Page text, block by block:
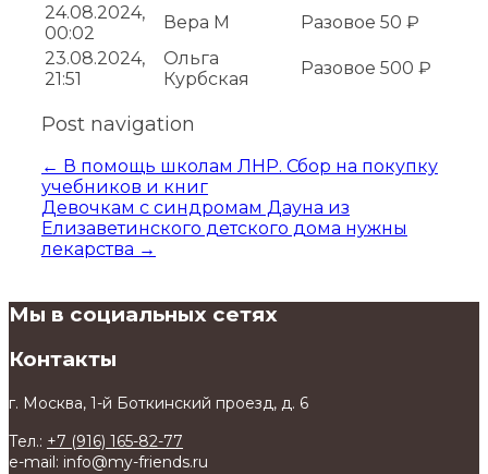
24.08.2024,
00:02
Вера М Разовое 50 ₽
23.08.2024,
21:51
Ольга
Курбская
Разовое 500 ₽
Post navigation
← В помощь школам ЛНР. Сбор на покупку
учебников и книг
Девочкам с синдромам Дауна из
Елизаветинского детского дома нужны
лекарства →
Мы в социальных сетях
Контакты
г. Москва, 1-й Боткинский проезд, д. 6
Тел.: +7 (916) 165-82-77
e-mail: info@my-friends.ru